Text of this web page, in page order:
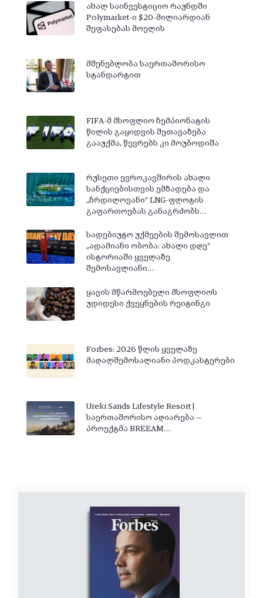
ახალ საინვესტიციო რაუნდში
Polymarket-ი $20-მილიარდიან
შეფასებას მოელის
მშენებლობა საერთაშორისო
სტანდარტით
FIFA-მ მსოფლიო ჩემპიონატის
წილის გაყიდვის შეთავაზება
გააუქმა, წევრებს კი მოუბოდიშა
რუსეთი ევროკავშირის ახალი
სანქციებისთვის ემზადება და
„ჩრდილოვანი“ LNG-ფლოტის
გაფართოებას განაგრძობს…
სადებიუტო უქმეების შემოსავლით
„ადამიანი ობობა: ახალი დღე“
ისტორიაში ყველაზე
შემოსავლიანი…
ყავის მწარმოებელი მსოფლიოს
უდიდესი ქვეყნების რეიტინგი
Forbes: 2026 წლის ყველაზე
მაღალშემოსალიანი პოდკასტერები
Ureki Sands Lifestyle Resort |
საერთაშორისო აღიარება —
პროექტმა BREEAM…